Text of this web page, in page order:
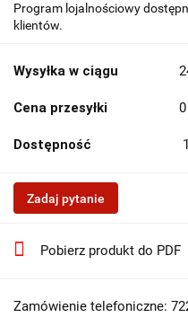
Program lojalnościowy
klientów.
Wysyłka w ciągu
Cena przesyłki 0
Dostępność 1
Zadaj pytanie
Pobierz produkt do PDF
Zamówienie telefoniczne: